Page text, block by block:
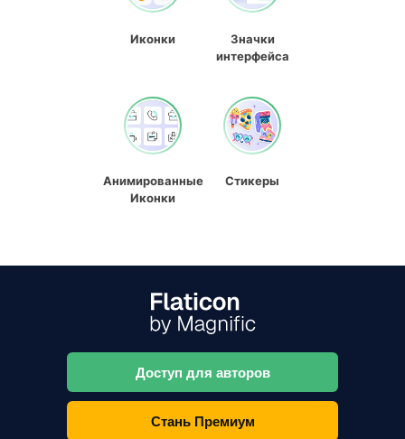
Иконки
Значки
интерфейса
Анимированные
Иконки
Стикеры
Доступ для авторов
Стань Премиум